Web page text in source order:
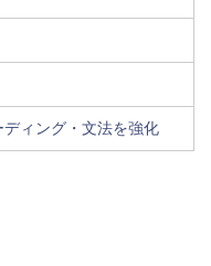
ディング・文法を強化